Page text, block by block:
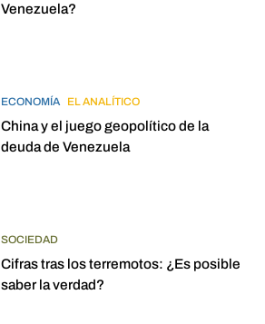
Venezuela?
ECONOMÍA EL ANALÍTICO
China y el juego geopolítico de la
deuda de Venezuela
SOCIEDAD
Cifras tras los terremotos: ¿Es posible
saber la verdad?